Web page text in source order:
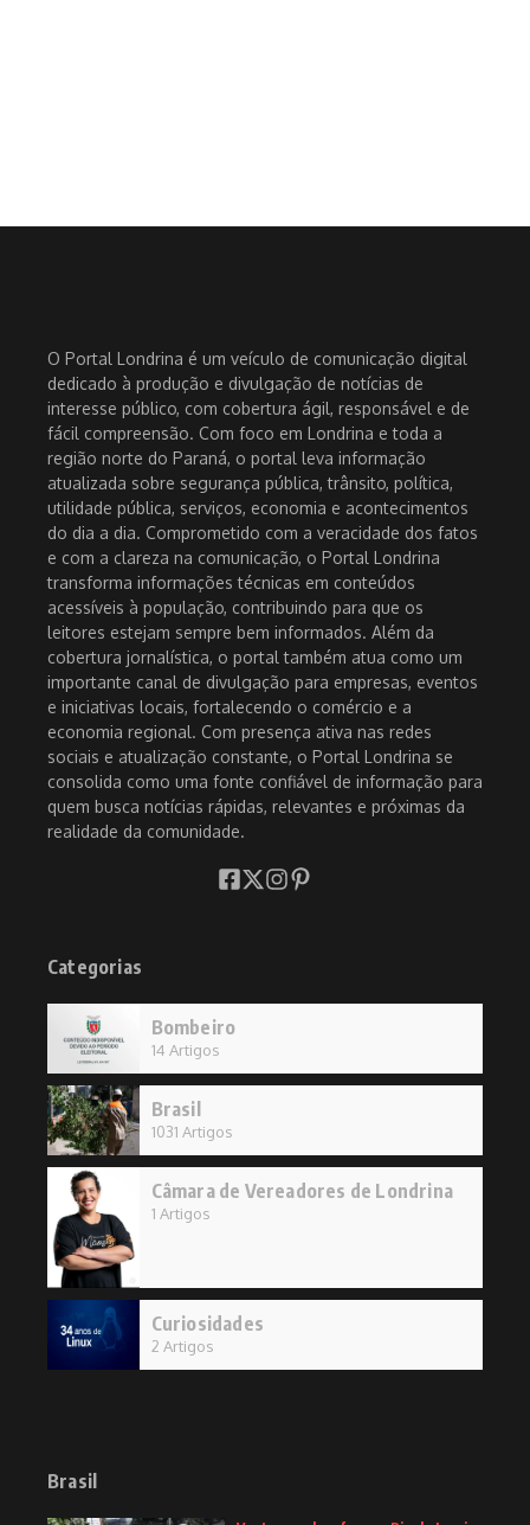
O Portal Londrina é um veículo de comunicação digital
dedicado à produção e divulgação de notícias de
interesse público, com cobertura ágil, responsável e de
fácil compreensão. Com foco em Londrina e toda a
região norte do Paraná, o portal leva informação
atualizada sobre segurança pública, trânsito, política,
utilidade pública, serviços, economia e acontecimentos
do dia a dia. Comprometido com a veracidade dos fatos
e com a clareza na comunicação, o Portal Londrina
transforma informações técnicas em conteúdos
acessíveis à população, contribuindo para que os
leitores estejam sempre bem informados. Além da
cobertura jornalística, o portal também atua como um
importante canal de divulgação para empresas, eventos
e iniciativas locais, fortalecendo o comércio e a
economia regional. Com presença ativa nas redes
sociais e atualização constante, o Portal Londrina se
consolida como uma fonte confiável de informação para
quem busca notícias rápidas, relevantes e próximas da
realidade da comunidade.
Categorias
Bombeiro
14 Artigos
Brasil
1031 Artigos
Câmara de Vereadores de Londrina
1 Artigos
Curiosidades
2 Artigos
Brasil